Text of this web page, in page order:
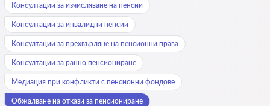
Консултации за изчисляване на пенсии
Консултации за инвалидни пенсии
Консултации за прехвърляне на пенсионни права
Консултации за ранно пенсиониране
Медиация при конфликти с пенсионни фондове
Обжалване на откази за пенсиониране